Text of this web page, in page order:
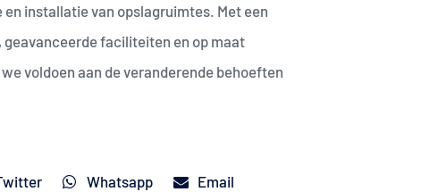
installatie van opslagruimtes. Met een
faciliteiten en op maat
voldoen aan de veranderende behoeften
Whatsapp Email